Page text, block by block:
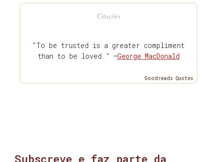
Citações
“To be trusted is a greater compliment
than to be loved.” —George MacDonald
Goodreads Quotes
Subscreve e faz parte da